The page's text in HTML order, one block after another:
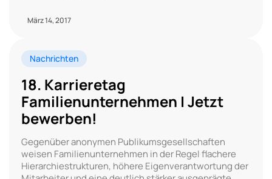
März 14, 2017
Nachrichten
18. Karrieretag
Familienunternehmen | Jetzt
bewerben!
Gegenüber anonymen Publikumsgesellschaften
weisen Familienunternehmen in der Regel flachere
Hierarchiestrukturen, höhere Eigenverantwortung der